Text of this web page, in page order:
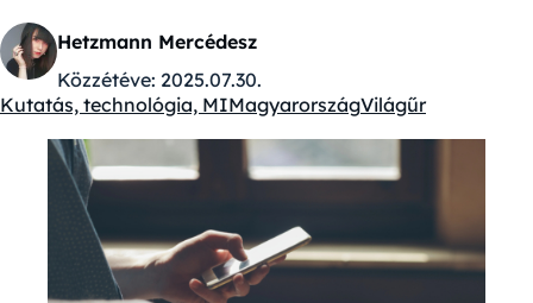
Hetzmann Mercédesz
Közzétéve: 2025.07.30.
Kategóriák:
Kutatás, technológia, MIMagyarországVilágűr